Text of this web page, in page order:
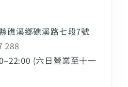
礁溪鄉礁溪路七段7號
288
(六日營業至十一